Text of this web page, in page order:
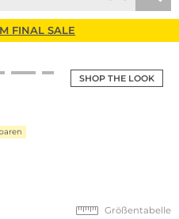
FINAL SALE
SHOP THE LOOK
Größentabelle